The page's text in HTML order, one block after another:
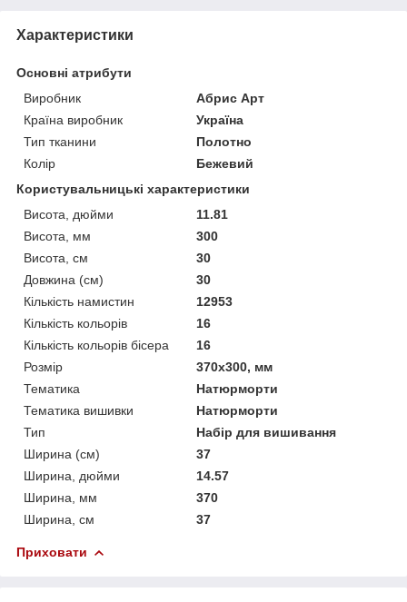
Характеристики
Основні атрибути
Виробник
Абрис Арт
Країна виробник
Україна
Тип тканини
Полотно
Колір
Бежевий
Користувальницькі характеристики
Висота, дюйми
11.81
Висота, мм
300
Висота, см
30
Довжина (см)
30
Кількість намистин
12953
Кількість кольорів
16
Кількість кольорів бісера
16
Розмір
370x300, мм
Тематика
Натюрморти
Тематика вишивки
Натюрморти
Тип
Набір для вишивання
Ширина (см)
37
Ширина, дюйми
14.57
Ширина, мм
370
Ширина, см
37
Приховати